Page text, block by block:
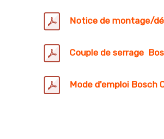
Notice de montage/
Couple de serrage
Mode d'emploi Bosch